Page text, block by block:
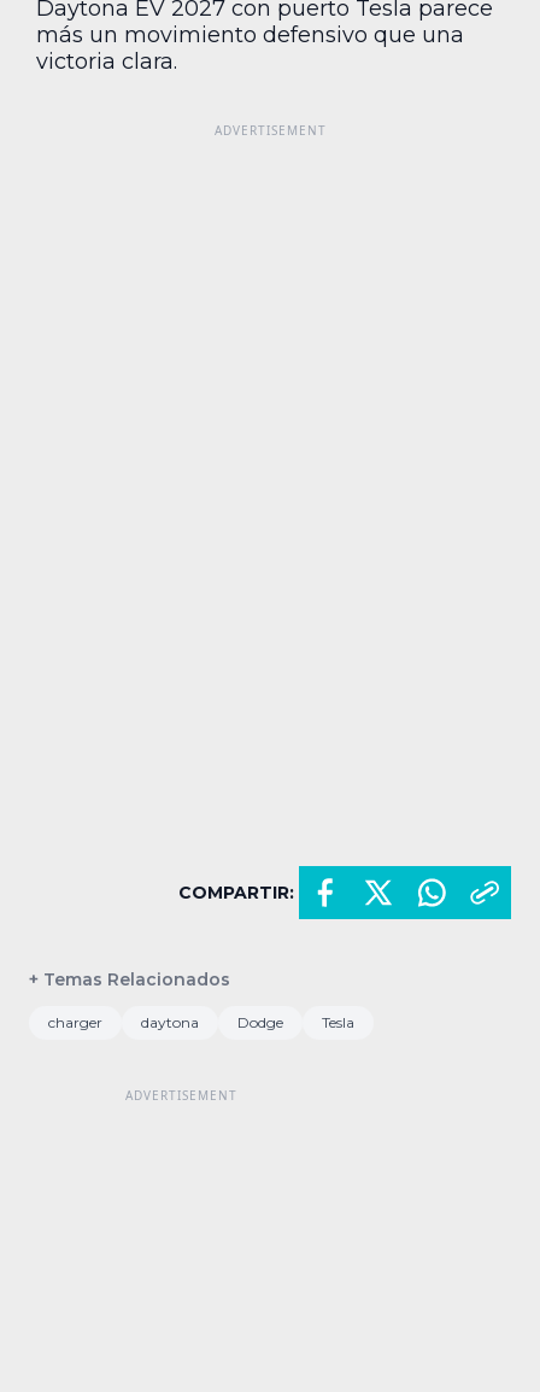
Daytona EV 2027 con puerto Tesla parece
más un movimiento defensivo que una
victoria clara.
COMPARTIR:
+ Temas Relacionados
charger daytona Dodge Tesla